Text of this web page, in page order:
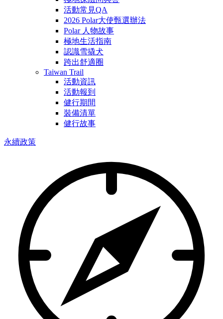
活動常見QA
2026 Polar大使甄選辦法
Polar 人物故事
極地生活指南
認識雪撬犬
跨出舒適圈
Taiwan Trail
活動資訊
活動報到
健行期間
裝備清單
健行故事
永續政策